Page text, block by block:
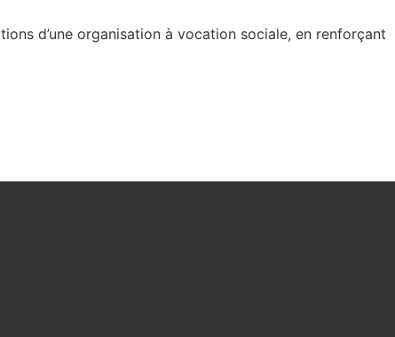
d’une organisation à vocation sociale, en renforçant